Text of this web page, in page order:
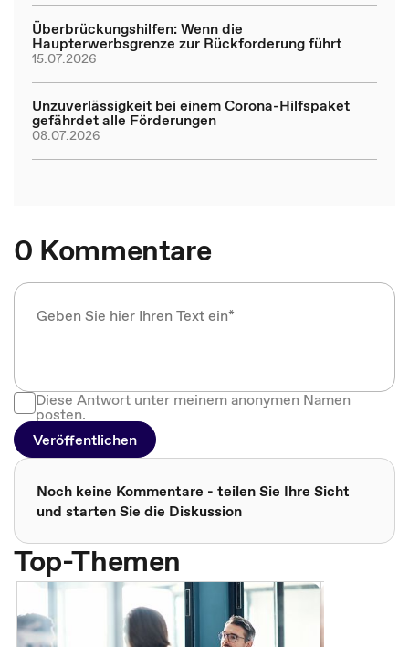
Überbrückungshilfen: Wenn die
Haupterwerbsgrenze zur Rückforderung führt
15.07.2026
Unzuverlässigkeit bei einem Corona-Hilfspaket
gefährdet alle Förderungen
08.07.2026
0 Kommentare
Diese Antwort unter meinem anonymen Namen
posten.
Veröffentlichen
Noch keine Kommentare - teilen Sie Ihre Sicht
und starten Sie die Diskussion
Top-Themen